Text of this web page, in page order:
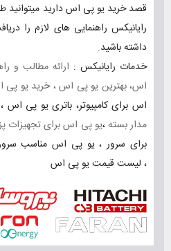
قصد خرید یو پی اس دارید
داشته باشید.
خدمات رایانیکس : ارائه مطالب و
اس، بهترین یو پی اس ، خرید یو
اس برای کامپیوتر، باتری یو پی اس
مدار بسته،یو پی اس برای تجهیزات
برای سرور،یو پی اس مناسب
، لیست قیمت یو پی اس